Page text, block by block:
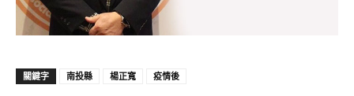
關鍵字 南投縣 楊正寬 疫情後